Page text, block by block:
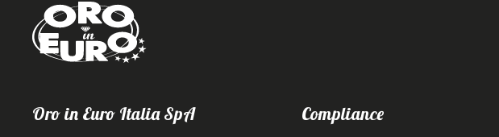
Oro in Euro Italia SpA Compliance